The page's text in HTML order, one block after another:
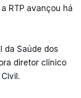
RTP avançou há
da Saúde dos
diretor clínico